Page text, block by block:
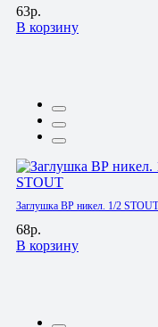
63р.
В корзину
Заглушка ВР никел. 1/2 STOUT
68р.
В корзину